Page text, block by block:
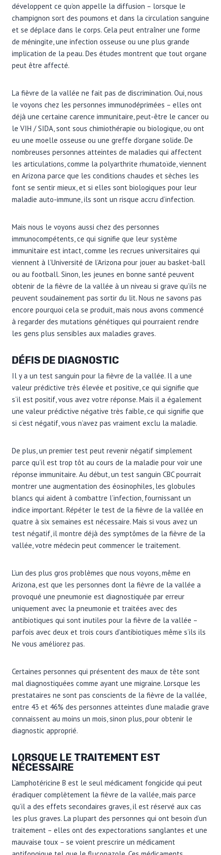
développent ce qu’on appelle la diffusion – lorsque le
champignon sort des poumons et dans la circulation sanguine
et se déplace dans le corps. Cela peut entraîner une forme
de méningite, une infection osseuse ou une plus grande
implication de la peau. Des études montrent que tout organe
peut être affecté.
La fièvre de la vallée ne fait pas de discrimination. Oui, nous
le voyons chez les personnes immunodéprimées – elles ont
déjà une certaine carence immunitaire, peut-être le cancer ou
le VIH / SIDA, sont sous chimiothérapie ou biologique, ou ont
eu une moelle osseuse ou une greffe d’organe solide. De
nombreuses personnes atteintes de maladies qui affectent
les articulations, comme la polyarthrite rhumatoïde, viennent
en Arizona parce que les conditions chaudes et sèches les
font se sentir mieux, et si elles sont biologiques pour leur
maladie auto-immune, ils sont un risque accru d’infection.
Mais nous le voyons aussi chez des personnes
immunocompétents, ce qui signifie que leur système
immunitaire est intact, comme les recrues universitaires qui
viennent à l’Université de l’Arizona pour jouer au basket-ball
ou au football. Sinon, les jeunes en bonne santé peuvent
obtenir de la fièvre de la vallée à un niveau si grave qu’ils ne
peuvent soudainement pas sortir du lit. Nous ne savons pas
encore pourquoi cela se produit, mais nous avons commencé
à regarder des mutations génétiques qui pourraient rendre
les gens plus sensibles aux maladies graves.
DÉFIS DE DIAGNOSTIC
Il y a un test sanguin pour la fièvre de la vallée. Il a une
valeur prédictive très élevée et positive, ce qui signifie que
s’il est positif, vous avez votre réponse. Mais il a également
une valeur prédictive négative très faible, ce qui signifie que
si c’est négatif, vous n’avez pas vraiment exclu la maladie.
De plus, un premier test peut revenir négatif simplement
parce qu’il est trop tôt au cours de la maladie pour voir une
réponse immunitaire. Au début, un test sanguin CBC pourrait
montrer une augmentation des éosinophiles, les globules
blancs qui aident à combattre l’infection, fournissant un
indice important. Répéter le test de la fièvre de la vallée en
quatre à six semaines est nécessaire. Mais si vous avez un
test négatif, il montre déjà des symptômes de la fièvre de la
vallée, votre médecin peut commencer le traitement.
L’un des plus gros problèmes que nous voyons, même en
Arizona, est que les personnes dont la fièvre de la vallée a
provoqué une pneumonie est diagnostiquée par erreur
uniquement avec la pneumonie et traitées avec des
antibiotiques qui sont inutiles pour la fièvre de la vallée –
parfois avec deux et trois cours d’antibiotiques même s’ils ils
Ne vous améliorez pas.
Certaines personnes qui présentent des maux de tête sont
mal diagnostiquées comme ayant une migraine. Lorsque les
prestataires ne sont pas conscients de la fièvre de la vallée,
entre 43 et 46% des personnes atteintes d’une maladie grave
connaissent au moins un mois, sinon plus, pour obtenir le
diagnostic approprié.
LORSQUE LE TRAITEMENT EST
NÉCESSAIRE
L’amphotéricine B est le seul médicament fongicide qui peut
éradiquer complètement la fièvre de la vallée, mais parce
qu’il a des effets secondaires graves, il est réservé aux cas
les plus graves. La plupart des personnes qui ont besoin d’un
traitement – elles ont des expectorations sanglantes et une
mauvaise toux – se voient prescrire un médicament